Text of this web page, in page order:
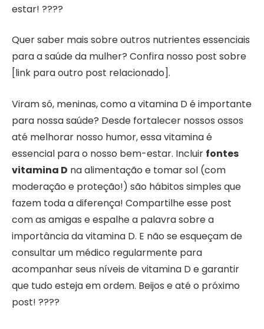
estar! ????
Quer saber mais sobre outros nutrientes essenciais
para a saúde da mulher? Confira nosso post sobre
[link para outro post relacionado].
Viram só, meninas, como a vitamina D é importante
para nossa saúde? Desde fortalecer nossos ossos
até melhorar nosso humor, essa vitamina é
essencial para o nosso bem-estar. Incluir fontes
vitamina D na alimentação e tomar sol (com
moderação e proteção!) são hábitos simples que
fazem toda a diferença! Compartilhe esse post
com as amigas e espalhe a palavra sobre a
importância da vitamina D. E não se esqueçam de
consultar um médico regularmente para
acompanhar seus níveis de vitamina D e garantir
que tudo esteja em ordem. Beijos e até o próximo
post! ????